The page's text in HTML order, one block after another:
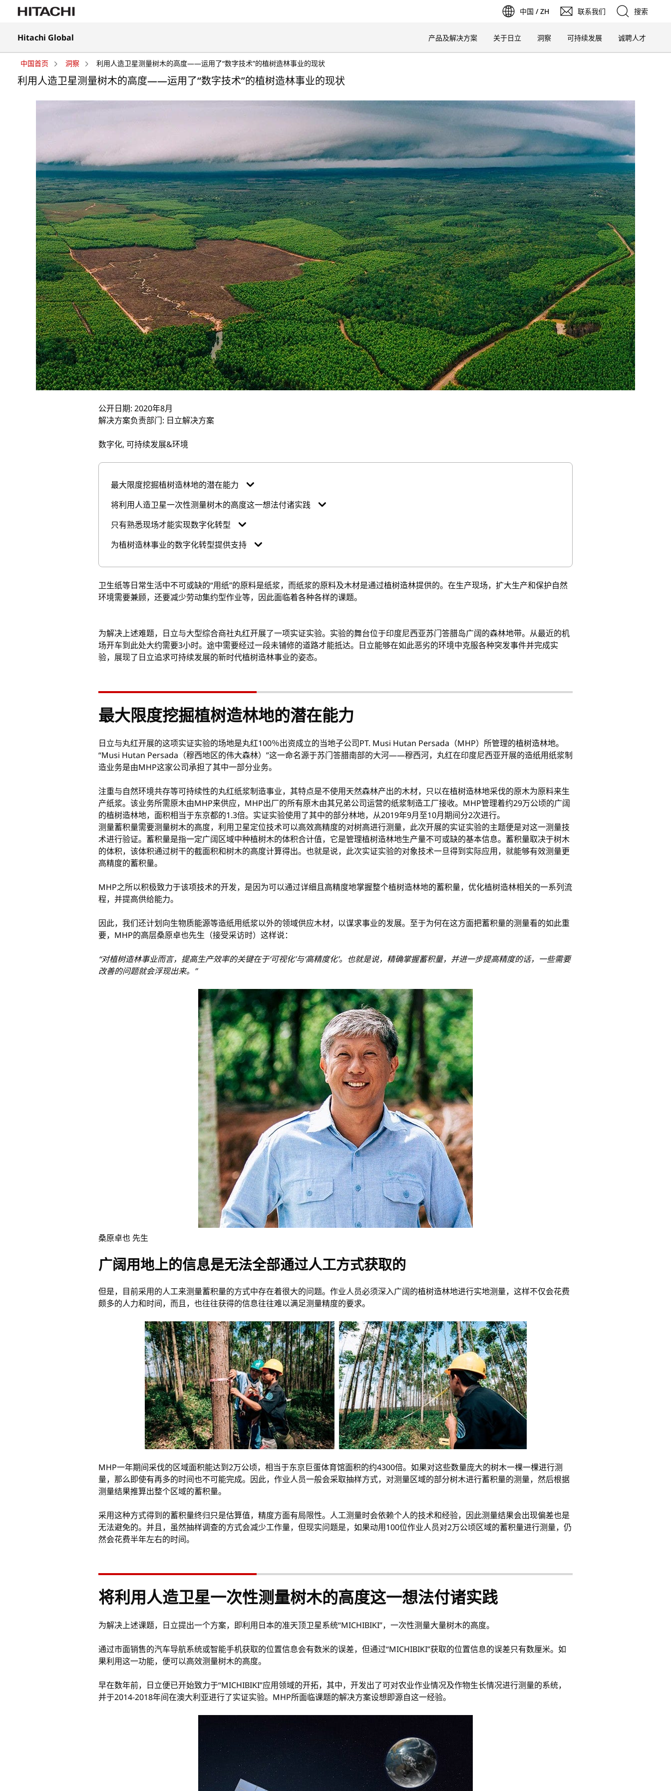
新
标
签
页
中
中国 / ZH 联系我们
在
搜索
搜索
Hitachi Global
在
新
标
签
产品及解决方案
在
新
标
签
页
中
打 关于日立
在
新
标
签
页
中
打 洞察 可持续发展
在
新
标
签
页
中
打 诚聘人才
在
新
标
签
页
中
打
中国首页 洞察 利用人造卫星测量树木的高度——运用了“数字技术”的植树造林事业的现状
利用人造卫星测量树木的高度——运用了“数字技术”的植树造林事业的现状
公开日期: 2020年8月
解决方案负责部门: 日立解决方案
数字化, 可持续发展&环境
最大限度挖掘植树造林地的潜在能力
将利用人造卫星一次性测量树木的高度这一想法付诸实践
只有熟悉现场才能实现数字化转型
为植树造林事业的数字化转型提供支持
卫生纸等日常生活中不可或缺的“用纸”的原料是纸浆，而纸浆的原料及木材是通过植树造林提供的。在生产现场，扩大生产和保护自然
环境需要兼顾，还要减少劳动集约型作业等，因此面临着各种各样的课题。
为解决上述难题，日立与大型综合商社丸红开展了一项实证实验。实验的舞台位于印度尼西亚苏门答腊岛广阔的森林地带。从最近的机
场开车到此处大约需要3小时。途中需要经过一段未铺修的道路才能抵达。日立能够在如此恶劣的环境中克服各种突发事件并完成实
验，展现了日立追求可持续发展的新时代植树造林事业的姿态。
最大限度挖掘植树造林地的潜在能力
日立与丸红开展的这项实证实验的场地是丸红100％出资成立的当地子公司PT. Musi Hutan Persada（MHP）所管理的植树造林地。
“Musi Hutan Persada（穆西地区的伟大森林）”这一命名源于苏门答腊南部的大河——穆西河，丸红在印度尼西亚开展的造纸用纸浆制
造业务是由MHP这家公司承担了其中一部分业务。
注重与自然环境共存等可持续性的丸红纸浆制造事业，其特点是不使用天然森林产出的木材，只以在植树造林地采伐的原木为原料来生
产纸浆。该业务所需原木由MHP来供应，MHP出厂的所有原木由其兄弟公司运营的纸浆制造工厂接收。MHP管理着约29万公顷的广阔
的植树造林地，面积相当于东京都的1.3倍。实证实验使用了其中的部分林地，从2019年9月至10月期间分2次进行。
测量蓄积量需要测量树木的高度，利用卫星定位技术可以高效高精度的对树高进行测量，此次开展的实证实验的主题便是对这一测量技
术进行验证。蓄积量是指一定广阔区域中种植树木的体积合计值，它是管理植树造林地生产量不可或缺的基本信息。蓄积量取决于树木
的体积，该体积通过树干的截面积和树木的高度计算得出。也就是说，此次实证实验的对象技术一旦得到实际应用，就能够有效测量更
高精度的蓄积量。
MHP之所以积极致力于该项技术的开发，是因为可以通过详细且高精度地掌握整个植树造林地的蓄积量，优化植树造林相关的一系列流
程，并提高供给能力。
因此，我们还计划向生物质能源等造纸用纸浆以外的领域供应木材，以谋求事业的发展。至于为何在这方面把蓄积量的测量看的如此重
要，MHP的高层桑原卓也先生（接受采访时）这样说：
“对植树造林事业而言，提高生产效率的关键在于‘可视化’与‘高精度化’。也就是说，精确掌握蓄积量，并进一步提高精度的话，一些需要
改善的问题就会浮现出来。”
桑原卓也 先生
广阔用地上的信息是无法全部通过人工方式获取的
但是，目前采用的人工来测量蓄积量的方式中存在着很大的问题。作业人员必须深入广阔的植树造林地进行实地测量，这样不仅会花费
颇多的人力和时间，而且，也往往获得的信息往往难以满足测量精度的要求。
MHP一年期间采伐的区域面积能达到2万公顷，相当于东京巨蛋体育馆面积的约4300倍。如果对这些数量庞大的树木一棵一棵进行测
量，那么即使有再多的时间也不可能完成。因此，作业人员一般会采取抽样方式，对测量区域的部分树木进行蓄积量的测量，然后根据
测量结果推算出整个区域的蓄积量。
采用这种方式得到的蓄积量终归只是估算值，精度方面有局限性。人工测量时会依赖个人的技术和经验，因此测量结果会出现偏差也是
无法避免的。并且，虽然抽样调查的方式会减少工作量，但现实问题是，如果动用100位作业人员对2万公顷区域的蓄积量进行测量，仍
然会花费半年左右的时间。
将利用人造卫星一次性测量树木的高度这一想法付诸实践
为解决上述课题，日立提出一个方案，即利用日本的准天顶卫星系统“MICHIBIKI”，一次性测量大量树木的高度。
通过市面销售的汽车导航系统或智能手机获取的位置信息会有数米的误差，但通过“MICHIBIKI”获取的位置信息的误差只有数厘米。如
果利用这一功能，便可以高效测量树木的高度。
早在数年前，日立便已开始致力于“MICHIBIKI”应用领域的开拓，其中，开发出了可对农业作业情况及作物生长情况进行测量的系统，
并于2014-2018年间在澳大利亚进行了实证实验。MHP所面临课题的解决方案设想即源自这一经验。